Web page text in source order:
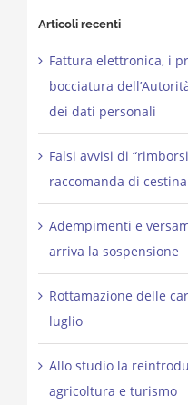
Articoli recenti
Fattura elettronica, i
bocciatura
dei dati personali
Falsi avvisi di
raccomanda di
Adempimenti e
arriva la sospensione
Rottamazione delle
luglio
Allo studio la
agricoltura e turismo